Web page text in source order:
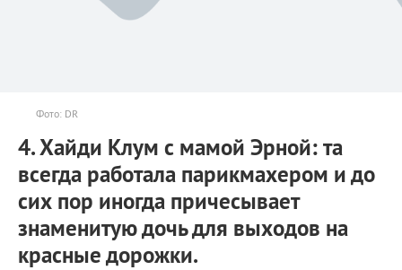
Фото: DR
4. Хайди Клум с мамой Эрной: та
всегда работала парикмахером и до
сих пор иногда причесывает
знаменитую дочь для выходов на
красные дорожки.